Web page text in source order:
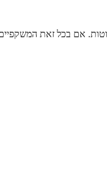
אם בכל זאת המשקפיים